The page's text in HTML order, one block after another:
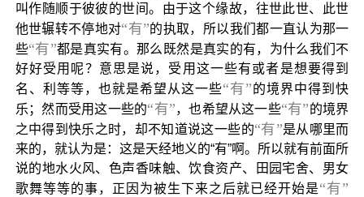
叫作随顺于彼彼的世间。由于这个缘故，往世此世、此世
他世辗转不停地对“有”的执取，所以我们都一直认为那一
些“有”都是真实有。那么既然是真实的有，为什么我们不
好好受用呢？意思是说，受用这一些有或者是想要得到
名、利等等，也就是希望从这一些“有”的境界中得到快
乐；然而受用这一些的“有”，也希望从这一些“有”的境界
之中得到快乐之时，却不知道说这一些的“有”是从哪里而
来的，就认为是：这是天经地义的“有”啊。所以就有前面所
说的地水火风、色声香味触、饮食资产、田园宅舍、男女
歌舞等等的事，正因为被生下来之后就已经开始是“有”